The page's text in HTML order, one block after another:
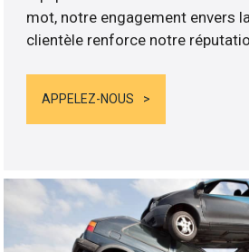
mot, notre engagement envers
clientèle renforce notre
APPELEZ-NOUS